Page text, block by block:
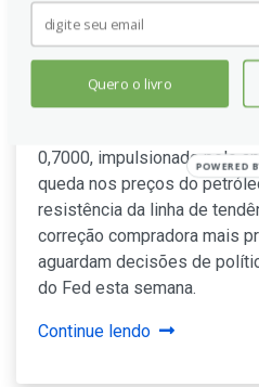
AUD/USD
0,7090 com
compradora em
0,7000, impulsionado pelo
queda nos preços do
resistência da linha de
correção compradora mais
aguardam decisões de
do Fed esta semana.
Continue lendo
Quero o livro
POWERED